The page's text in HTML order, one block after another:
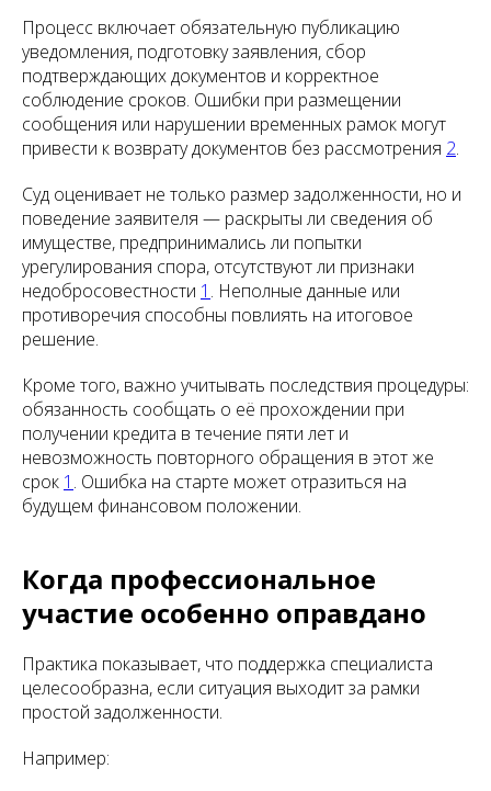
Процесс включает обязательную публикацию
уведомления, подготовку заявления, сбор
подтверждающих документов и корректное
соблюдение сроков. Ошибки при размещении
сообщения или нарушении временных рамок могут
привести к возврату документов без рассмотрения 2.
Суд оценивает не только размер задолженности, но и
поведение заявителя — раскрыты ли сведения об
имуществе, предпринимались ли попытки
урегулирования спора, отсутствуют ли признаки
недобросовестности 1 . Неполные данные или
противоречия способны повлиять на итоговое
решение.
Кроме того, важно учитывать последствия процедуры:
обязанность сообщать о её прохождении при
получении кредита в течение пяти лет и
невозможность повторного обращения в этот же
срок 1 . Ошибка на старте может отразиться на
будущем финансовом положении.
Когда профессиональное
участие особенно оправдано
Практика показывает, что поддержка специалиста
целесообразна, если ситуация выходит за рамки
простой задолженности.
Например: